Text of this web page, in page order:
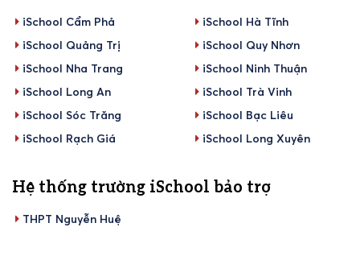
iSchool Cẩm Phả
iSchool Hà Tĩnh
iSchool Quảng Trị
iSchool Quy Nhơn
iSchool Nha Trang
iSchool Ninh Thuận
iSchool Long An
iSchool Trà Vinh
iSchool Sóc Trăng
iSchool Bạc Liêu
iSchool Rạch Giá
iSchool Long Xuyên
Hệ thống trường iSchool bảo trợ
THPT Nguyễn Huệ